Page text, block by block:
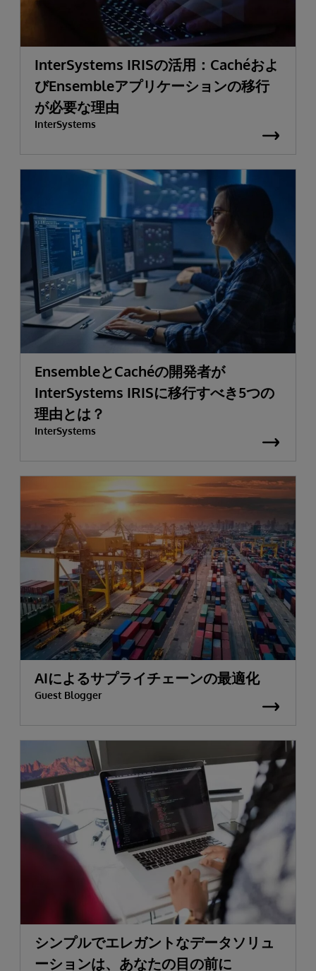
InterSystems IRISの活用：Cachéおよ
びEnsembleアプリケーションの移行
が必要な理由
InterSystems
EnsembleとCachéの開発者が
InterSystems IRISに移行すべき5つの
理由とは？
InterSystems
AIによるサプライチェーンの最適化
Guest Blogger
シンプルでエレガントなデータソリュ
ーションは、あなたの目の前に